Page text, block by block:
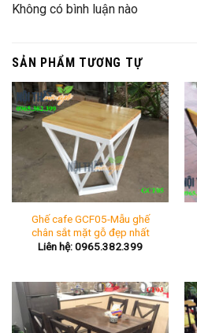
Không có bình luận nào
SẢN PHẨM TƯƠNG TỰ
Ghế cafe GCF05-Mẫu ghế
chân sắt mặt gỗ đẹp nhất
Liên hệ: 0965.382.399